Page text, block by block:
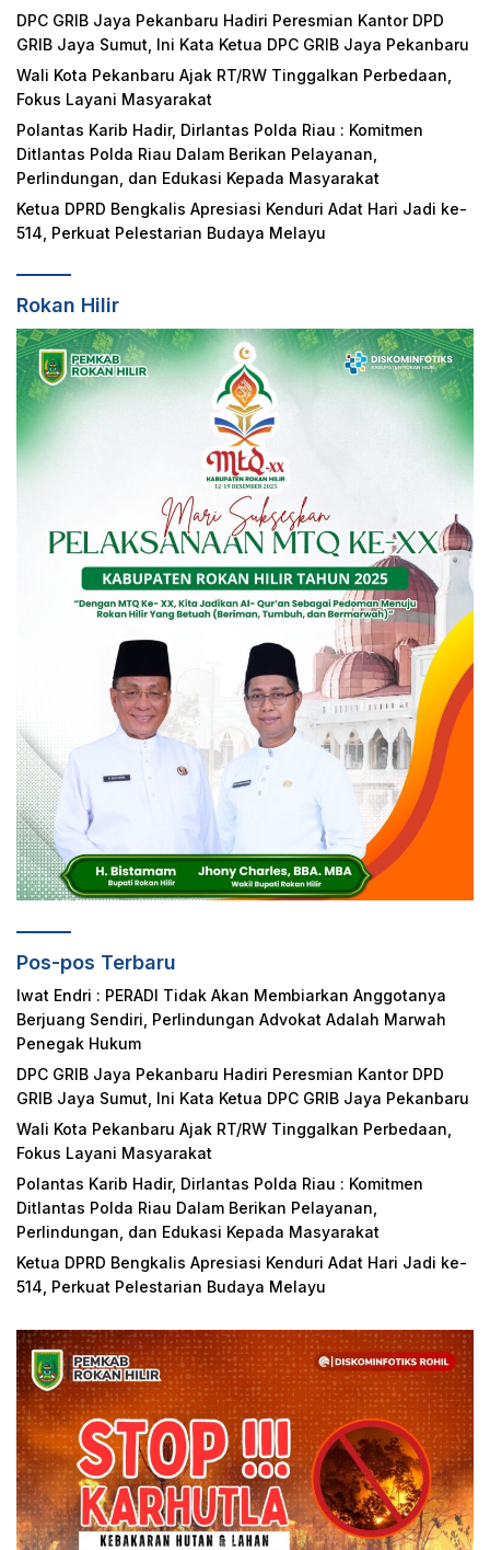
DPC GRIB Jaya Pekanbaru Hadiri Peresmian Kantor DPD
GRIB Jaya Sumut, Ini Kata Ketua DPC GRIB Jaya Pekanbaru
Wali Kota Pekanbaru Ajak RT/RW Tinggalkan Perbedaan,
Fokus Layani Masyarakat
Polantas Karib Hadir, Dirlantas Polda Riau : Komitmen
Ditlantas Polda Riau Dalam Berikan Pelayanan,
Perlindungan, dan Edukasi Kepada Masyarakat
Ketua DPRD Bengkalis Apresiasi Kenduri Adat Hari Jadi ke-
514, Perkuat Pelestarian Budaya Melayu
Rokan Hilir
Pos-pos Terbaru
Iwat Endri : PERADI Tidak Akan Membiarkan Anggotanya
Berjuang Sendiri, Perlindungan Advokat Adalah Marwah
Penegak Hukum
DPC GRIB Jaya Pekanbaru Hadiri Peresmian Kantor DPD
GRIB Jaya Sumut, Ini Kata Ketua DPC GRIB Jaya Pekanbaru
Wali Kota Pekanbaru Ajak RT/RW Tinggalkan Perbedaan,
Fokus Layani Masyarakat
Polantas Karib Hadir, Dirlantas Polda Riau : Komitmen
Ditlantas Polda Riau Dalam Berikan Pelayanan,
Perlindungan, dan Edukasi Kepada Masyarakat
Ketua DPRD Bengkalis Apresiasi Kenduri Adat Hari Jadi ke-
514, Perkuat Pelestarian Budaya Melayu